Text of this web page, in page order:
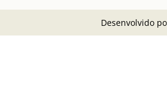
Desenvolvido